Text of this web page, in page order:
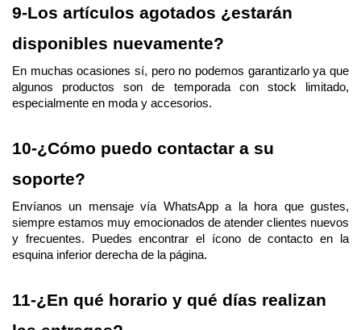
9-Los artículos agotados ¿estarán
disponibles nuevamente?
En muchas ocasiones sí, pero no podemos garantizarlo ya que
algunos productos son de temporada con stock limitado,
especialmente en moda y accesorios.
10-¿Cómo puedo contactar a su
soporte?
Envíanos un mensaje vía WhatsApp a la hora que gustes,
siempre estamos muy emocionados de atender clientes nuevos
y frecuentes. Puedes encontrar el ícono de contacto en la
esquina inferior derecha de la página.
11-¿En qué horario y qué días realizan